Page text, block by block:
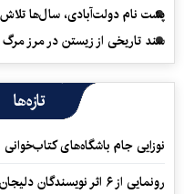
پشت نام دولت‌آبادی، سال‌ها
سند تاریخی از زیستن در مرز مرگ
تازه‌ها
نوزایی جام باشگاه‌های کتاب‌خوانی
رونمایی از ۶ اثر نویسندگان دلیجان در آیین «سر این قلم سلامت»